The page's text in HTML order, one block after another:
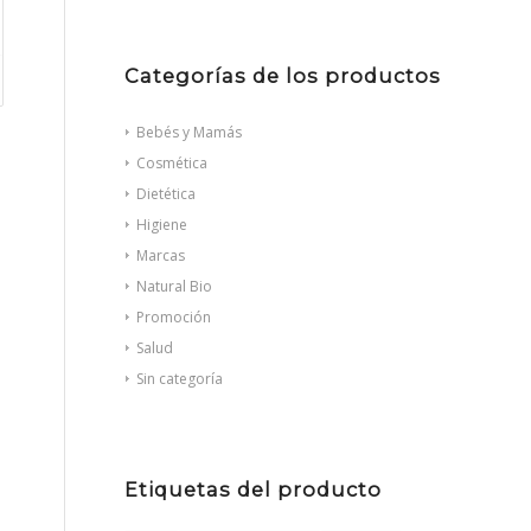
Categorías de los productos
Bebés y Mamás
Cosmética
Dietética
Higiene
Marcas
Natural Bio
Promoción
Salud
Sin categoría
Etiquetas del producto